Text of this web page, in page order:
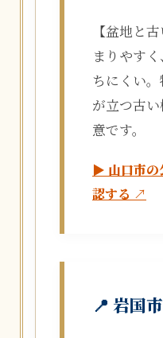
【盆地と
まりやす
ちにくい
が立つ古
意です。
▶ 山口市の
認する ↗
📍 岩国